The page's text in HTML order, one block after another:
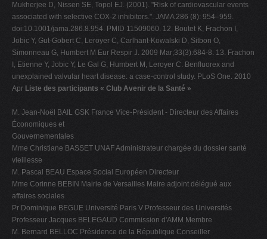
Mukherjee D, Nissen SE, Topol EJ. (2001). "Risk of cardiovascular events
associated with selective COX-2 inhibitors.". JAMA 286 (8): 954–959.
doi:10.1001/jama.286.8.954. PMID 11509060. 12. Boutet K, Frachon I,
Jobic Y, Gut-Gobert C, Leroyer C, Carlhant-Kowalski D, Sitbon O,
Simonneau G, Humbert M Eur Respir J. 2009 Mar;33(3):684-8. 13. Frachon
I, Etienne Y, Jobic Y, Le Gal G, Humbert M, Leroyer C. Benfluorex and
unexplained valvular heart disease: a case-control study. PLoS One. 2010
Apr Liste des participants « Club Avenir de la Santé »
M. Jean-Noël BAIL GSK France Vice-Président - Directeur des Affaires
Économiques et
Gouvernementales
Mme Christiane BASSET UNAF Administrateur chargée du dossier santé
vieillesse
M. Pascal BEAU Espace Social Européen Directeur
Mme Corinne BEBIN Mairie de Versailles Maire adjoint délégué aux
affaires sociales
Pr Dominique BEGUE Université Paris V Professeur des Universités
Professeur Jacques BELEGAUD Commission d'AMM Membre
M. Bernard BELLOC Présidence de la République Conseiller